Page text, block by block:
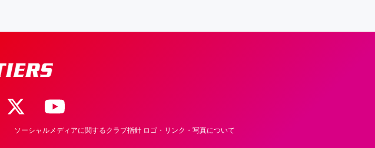
ソーシャルメディアに関するクラブ指針 ロゴ・リンク・写真について